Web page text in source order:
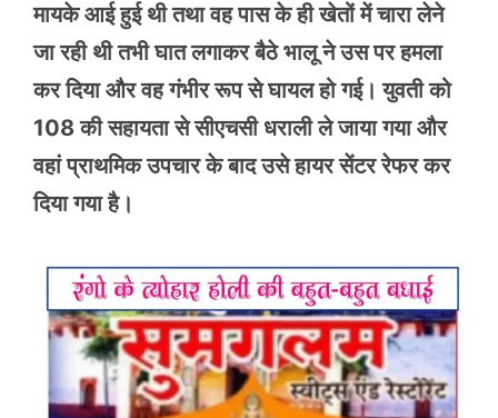
मायके आई हुई थी तथा वह पास के ही खेतों में चारा लेने
जा रही थी तभी घात लगाकर बैठे भालू ने उस पर हमला
कर दिया और वह गंभीर रूप से घायल हो गई। युवती को
108 की सहायता से सीएचसी धराली ले जाया गया और
वहां प्राथमिक उपचार के बाद उसे हायर सेंटर रेफर कर
दिया गया है।